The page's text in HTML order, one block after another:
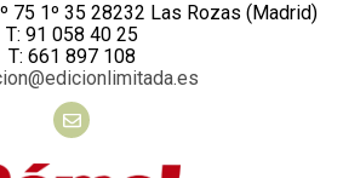
75 1º 35 28232 Las Rozas (Madrid)
T: 91 058 40 25
T: 661 897 108